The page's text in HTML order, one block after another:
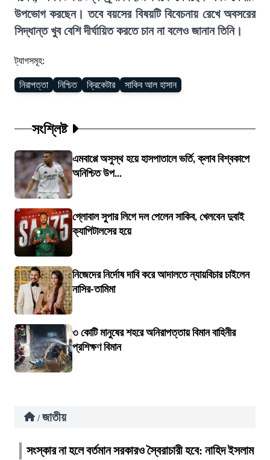
উপভোগ করছেন। তবে বয়সের বিষয়টি বিবেচনায় রেখে অবসরের
সিদ্ধান্ত খুব বেশি দীর্ঘায়িত করতে চান না বলেও জানান তিনি।
ট্যাগসমূহ:
নিরাপত্তা নিশ্চিত ক্রিকেটার সাকিব আল হাসান
সংশ্লিষ্ট
এমবাপ্পে অসুস্থ হয়ে হাসপাতালে ভর্তি, ক্লাব বিশ্বকাপে
অনিশ্চিত উপ...
গ্লোবাল সুপার লিগে দল পেলেন সাকিব, খেলবেন দুবাই
ক্যাপিটালসের হয়ে
নিজেদের নির্দোষ দাবি করে আদালতে ন্যায়বিচার চাইলেন
নাসির-তামিমা
৩ কোটি মানুষের শহরে অনিরাপত্তায় বিমান বাহিনীর
প্রশিক্ষণ বিমান
/ জাতীয়
সংস্কার না হলে বর্তমান সরকারও স্বৈরাচারী হবে: নাহিদ ইসলাম